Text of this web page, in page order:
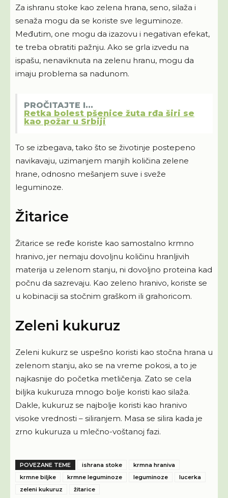
Za ishranu stoke kao zelena hrana, seno, silaža i
senaža mogu da se koriste sve leguminoze.
Međutim, one mogu da izazovu i negativan efekat,
te treba obratiti pažnju. Ako se grla izvedu na
ispašu, nenaviknuta na zelenu hranu, mogu da
imaju problema sa nadunom.
PROČITAJTE I...
Retka bolest pšenice žuta rđa širi se
kao požar u Srbiji
To se izbegava, tako što se životinje postepeno
navikavaju, uzimanjem manjih količina zelene
hrane, odnosno mešanjem suve i sveže
leguminoze.
Žitarice
Žitarice se ređe koriste kao samostalno krmno
hranivo, jer nemaju dovoljnu količinu hranljivih
materija u zelenom stanju, ni dovoljno proteina kad
počnu da sazrevaju. Kao zeleno hranivo, koriste se
u kobinaciji sa stočnim graškom ili grahoricom.
Zeleni kukuruz
Zeleni kukurz se uspešno koristi kao stočna hrana u
zelenom stanju, ako se na vreme pokosi, a to je
najkasnije do početka metličenja. Zato se cela
biljka kukuruza mnogo bolje koristi kao silaža.
Dakle, kukuruz se najbolje koristi kao hranivo
visoke vrednosti – siliranjem. Masa se silira kada je
zrno kukuruza u mlečno-voštanoj fazi.
POVEZANE TEME ishrana stoke
krmna hraniva
krmne biljke
krmne leguminoze leguminoze
lucerka
zeleni kukuruz
žitarice